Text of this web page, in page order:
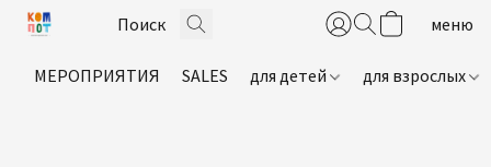
МЕРОПРИЯТИЯ SALES для детей для взрослых